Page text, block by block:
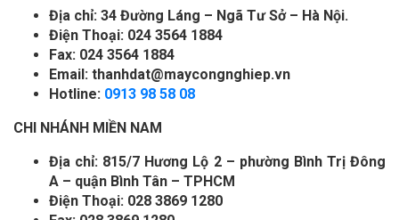
Địa chỉ: 34 Đường Láng – Ngã Tư Sở – Hà Nội.
Điện Thoại: 024 3564 1884
Fax: 024 3564 1884
Email: thanhdat@maycongnghiep.vn
Hotline: 0913 98 58 08
CHI NHÁNH MIỀN NAM
Địa chỉ: 815/7 Hương Lộ 2 – phường Bình Trị Đông
A – quận Bình Tân – TPHCM
Điện Thoại: 028 3869 1280